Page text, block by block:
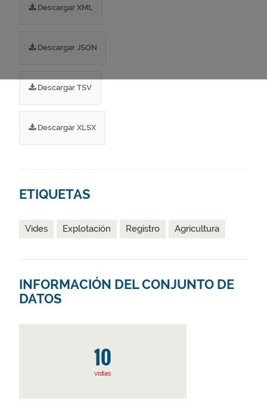
Descargar XML
Descargar JSON
Descargar TSV
Descargar XLSX
ETIQUETAS
Vides Explotación Registro Agricultura
INFORMACIÓN DEL CONJUNTO DE
DATOS
10
vistas